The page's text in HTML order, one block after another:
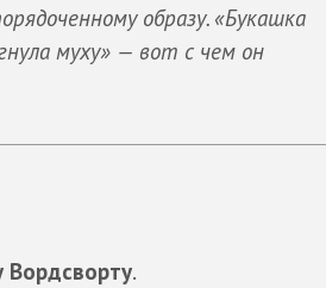
образу. «Букашка
муху» — вот с чем он
Вордсворту.